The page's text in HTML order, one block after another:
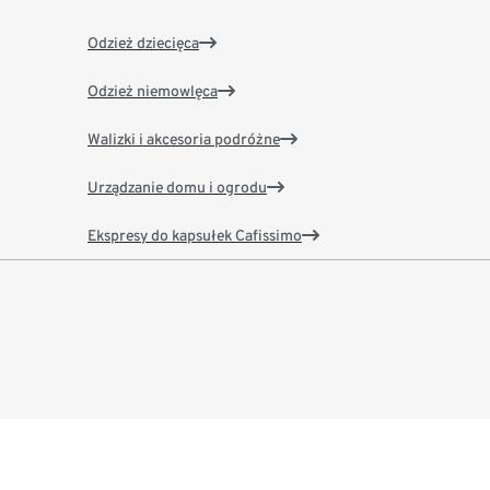
Odzież dziecięca
Odzież niemowlęca
Walizki i akcesoria podróżne
Urządzanie domu i ogrodu
Ekspresy do kapsułek Cafissimo